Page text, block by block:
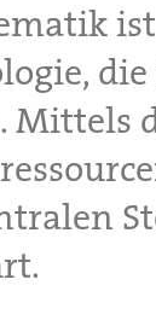
Mittels